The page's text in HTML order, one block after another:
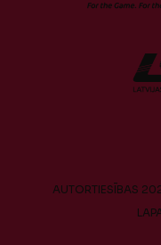
AUTORTIESĪBAS